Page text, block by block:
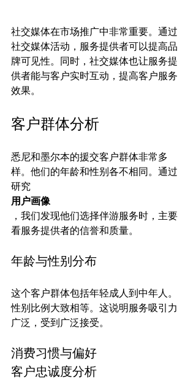
社交媒体在市场推广中非常重要。通过
社交媒体活动，服务提供者可以提高品
牌可见性。同时，社交媒体也让服务提
供者能与客户实时互动，提高客户服务
客户群体分析
悉尼和墨尔本的援交客户群体非常多
样。他们的年龄和性别各不相同。通过
研究
用户画像
，我们发现他们选择伴游服务时，主要
年龄与性别分布
这个客户群体包括年轻成人到中年人。
性别比例大致相等。这说明服务吸引力
消费习惯与偏好
客户忠诚度分析